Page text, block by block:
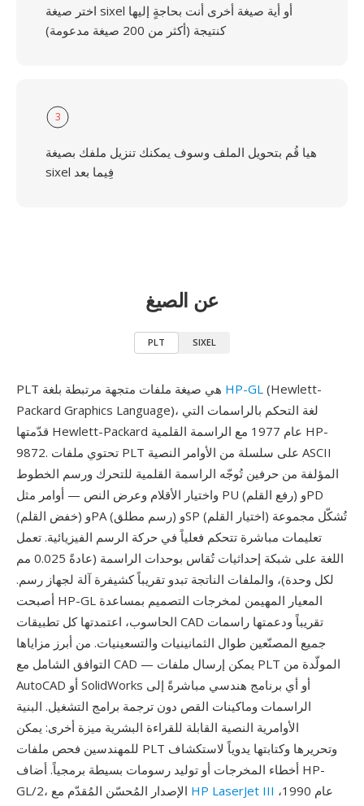
اختر صيغة sixel أو أية صيغة أخرى أنت بحاجةٍ إليها
كنتيجة (أكثر من 200 صيغة مدعومة)
3
هيا قُم بتحويل الملف وسوف يمكنك تنزيل ملفك بصيغة
sixel فِيما بعد
عن الصيغ
PLT SIXEL
HP-GL (Hewlett-
Packard Graphics Language)، لغة التحكم بالراسمات التي
قدّمتها Hewlett-Packard عام 1977 مع الراسمة القلمية HP-
9872. تحتوي ملفات PLT على سلسلة من الأوامر النصية ASCII
المؤلفة من حرفين تُوجّه الراسمة القلمية للتحرك ورسم الخطوط
واختيار الأقلام وعرض النص — أوامر مثل PU (رفع القلم) وPD
(خفض القلم) وPA (رسم مطلق) وSP (اختيار القلم) تُشكّل مجموعة
تعليمات مباشرة تتحكم فعلياً في حركة الرسم الفيزيائية. تعمل
اللغة على شبكة إحداثيات تُقاس بوحدات الراسمة (عادةً 0.025 مم
لكل وحدة)، والملفات الناتجة تبدو تقريباً كشيفرة آلة لجهاز رسم.
أصبحت HP-GL المعيار المهيمن لمخرجات التصميم بمساعدة
الحاسوب، اعتمدتها كل تطبيقات CAD تقريباً ودعمتها راسمات
جميع المصنّعين طوال الثمانينيات والتسعينيات. من أبرز مزاياها
التوافق الشامل مع CAD — يمكن إرسال ملفات PLT المولّدة من
AutoCAD أو SolidWorks أو أي برنامج هندسي مباشرةً إلى
الراسمات وماكينات القص دون ترجمة برامج التشغيل. البنية
الأوامرية النصية القابلة للقراءة البشرية ميزة أخرى: يمكن
للمهندسين فحص ملفات PLT وتحريرها وكتابتها يدوياً لاستكشاف
أخطاء المخرجات أو توليد رسومات بسيطة برمجياً. أضاف HP-
HP LaserJet III